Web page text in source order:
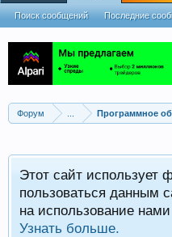
Форум Программное
Этот сайт
пользоваться данным
на использование
Узнать больше.
Поиск сообщений Последние